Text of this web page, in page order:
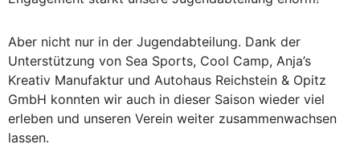
Aber nicht nur in der Jugendabteilung. Dank der
Unterstützung von Sea Sports, Cool Camp, Anja’s
Kreativ Manufaktur und Autohaus Reichstein & Opitz
GmbH konnten wir auch in dieser Saison wieder viel
erleben und unseren Verein weiter zusammenwachsen
lassen.